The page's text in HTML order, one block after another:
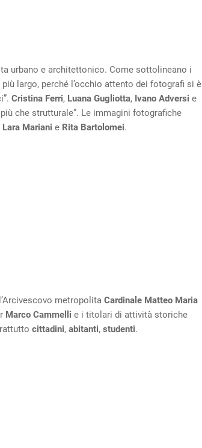
urbano e architettonico. Come sottolineano i
largo, perché l’occhio attento dei fotografi si è
Cristina Ferri, Luana Gugliotta, Ivano Adversi e
che strutturale”. Le immagini fotografiche
Lara Mariani e Rita Bartolomei.
metropolita Cardinale Matteo Maria
Marco Cammelli e i titolari di attività storiche
cittadini, abitanti, studenti.